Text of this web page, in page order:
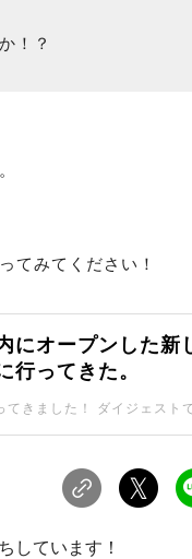
！？
てみてください！
にオープンした新
行ってきた。
しています！